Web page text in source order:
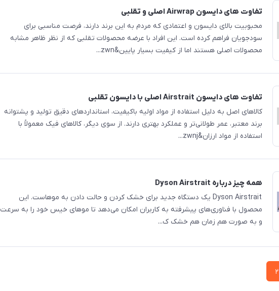
تفاوت های دایسون Airwrap اصلی و تقلبی
محبوبیت بالای دایسون و اعتمادی که مردم به این برند دارند، فرصت مناسبی برای
سودجویان فراهم کرده است. این افراد با عرضه محصولات تقلبی که از نظر ظاهر مشابه
محصولات اصلی هستند اما از کیفیت بسیار پایین&zwn...
تفاوت های دایسون Airstrait اصلی با دایسون تقلبی
کالاهای اصل به دلیل استفاده از مواد اولیه باکیفیت، استانداردهای دقیق تولید و پشتوانه
برند معتبر، عمر طولانی‌تر و عملکرد بهتری دارند. از سوی دیگر، کالاهای فیک معمولاً با
استفاده از مواد ارزان&zwnj...
همه چیز درباره Dyson Airstrait
Dyson Airstrait یک دستگاه جدید برای خشک کردن و حالت دادن به موهاست. این
محصول با فناوری‌های پیشرفته به کاربران امکان می‌دهد تا موهای خیس خود را به سرعت
و به صورت هم ‌زمان هم خشک ک...
2